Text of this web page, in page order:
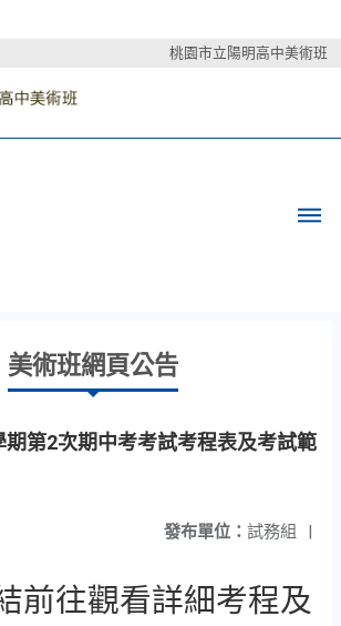
桃園市立陽明高中美術班
美術班網頁公告
期第2次期中考考試考程表及考試範
發布單位： 試務組 |
前往觀看詳細考程及